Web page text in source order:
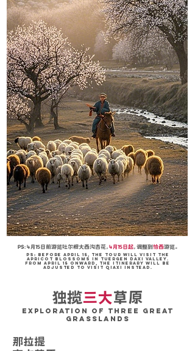
PS: 4月15日前游览吐尔根大西沟杏花，4月15日起，调整到恰西游览。
PS: Before April 15, the tour will visit the
apricot blossoms in Tuergen Daxi Valley.
From April 15 onward, the itinerary will be
adjusted to visit Qiaxi instead.
独揽三大草原
exploration of three great
grasslands
那拉提